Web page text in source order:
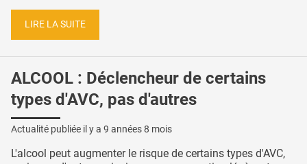
LIRE LA SUITE
ALCOOL : Déclencheur de certains
types d'AVC, pas d'autres
Actualité publiée il y a 9 années 8 mois
L'alcool peut augmenter le risque de certains types d'AVC,